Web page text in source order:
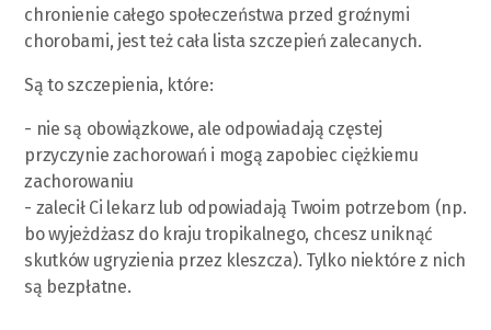
chronienie całego społeczeństwa przed groźnymi
chorobami, jest też cała lista szczepień zalecanych.
Są to szczepienia, które:
- nie są obowiązkowe, ale odpowiadają częstej
przyczynie zachorowań i mogą zapobiec ciężkiemu
zachorowaniu
- zalecił Ci lekarz lub odpowiadają Twoim potrzebom (np.
bo wyjeżdżasz do kraju tropikalnego, chcesz uniknąć
skutków ugryzienia przez kleszcza). Tylko niektóre z nich
są bezpłatne.